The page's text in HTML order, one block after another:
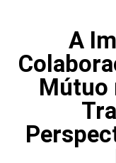
A
Mútuo